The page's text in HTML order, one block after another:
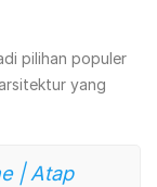
pilihan populer
yang
| Atap